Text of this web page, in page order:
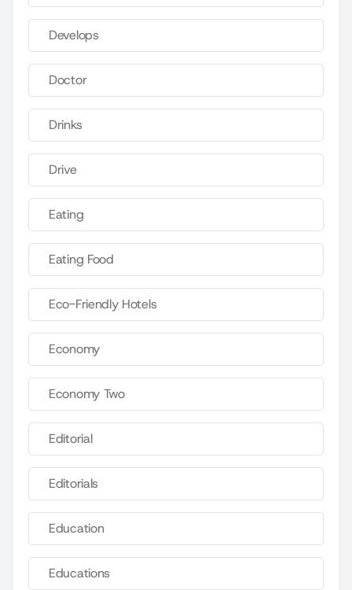
Develops
Doctor
Drinks
Drive
Eating
Eating Food
Eco-Friendly Hotels
Economy
Economy Two
Editorial
Editorials
Education
Educations